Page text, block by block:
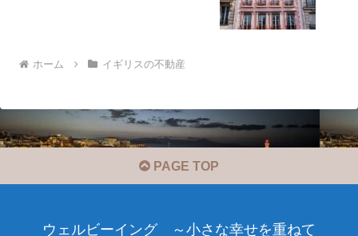
ホーム イギリスの不動産
PAGE TOP
ウェルビーイング ～小さな幸せを重ねて